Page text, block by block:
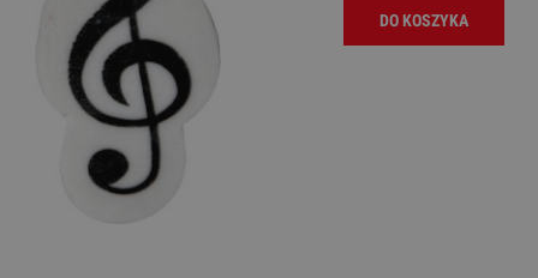
DO KOSZYKA